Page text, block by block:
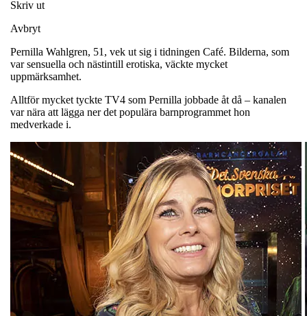
Skriv ut
Avbryt
Pernilla Wahlgren, 51, vek ut sig i tidningen Café. Bilderna, som
var sensuella och nästintill erotiska, väckte mycket
uppmärksamhet.
Alltför mycket tyckte TV4 som Pernilla jobbade åt då – kanalen
var nära att lägga ner det populära barnprogrammet hon
medverkade i.